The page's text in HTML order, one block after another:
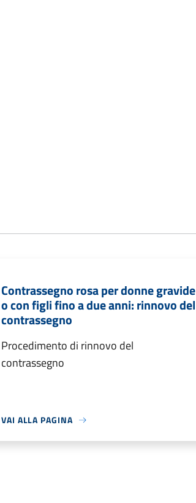
Contrassegno rosa per donne gravide
o con figli fino a due anni: rinnovo del
contrassegno
Procedimento di rinnovo del
contrassegno
VAI ALLA PAGINA